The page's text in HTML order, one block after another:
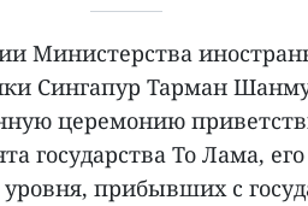
Министерства
Сингапур Тарман
церемонию
государства То Лама,
уровня, прибывших с